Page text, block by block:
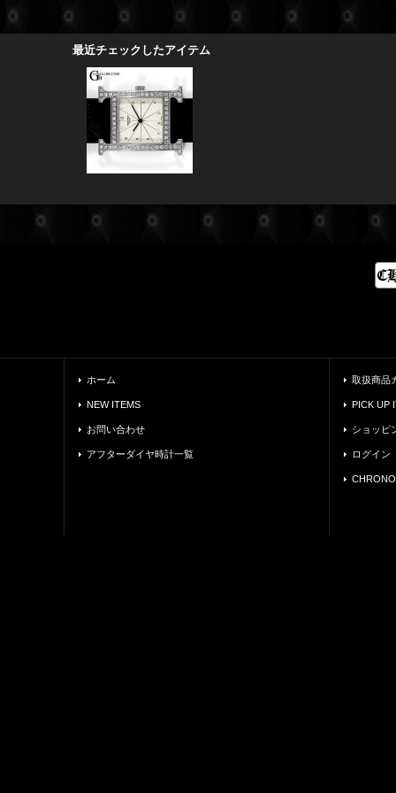
最近チェックしたアイテム
ホーム
NEW ITEMS
お問い合わせ
アフターダイヤ時計一覧
取扱商品
PICK UP
ショッピ
ログイン